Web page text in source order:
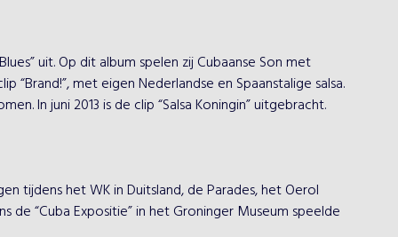
uit. Op dit album spelen zij Cubaanse Son met
met eigen Nederlandse en Spaanstalige salsa.
In juni 2013 is de clip “Salsa Koningin” uitgebracht.
tijdens het WK in Duitsland, de Parades, het Oerol
de “Cuba Expositie” in het Groninger Museum speelde